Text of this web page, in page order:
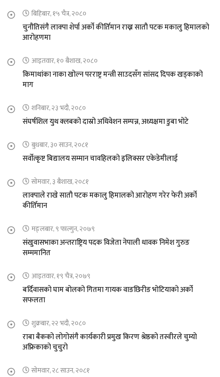
बिहिबार, १५ चैत्र, २०८०
चुनौतिसंगै लाक्पा शेर्पा अर्को कीर्तिमान राख्न सातौ पटक मकालु हिमालको
आरोहणमा
आइतवार, १० बैशाख, २०८०
किमाथांका नाका खोल्न परराष्ट्र मन्त्री साउदसँग सांसद दिपक खड्काको
माग
शनिबार, २३ भदौ, २०८०
संघर्षशिल युथ क्लबको दास्रो अधिवेशन सम्पन्न, अध्यक्षमा डुबा भोटे
बुधबार, ३० साउन, २०८१
सर्वोत्कृष्ट बिद्यालय सम्मान चावहिलको इलिक्सर एकेडेमीलाई
सोमवार, ३ बैशाख, २०८१
लाक्पाले राखे सातौ पटक मकालु हिमालको आरोहण गरेर फेरी अर्को
कीर्तिमान
मङ्लबार, ९ फाल्गुन, २०७९
संखुवासभाका अन्तराष्ट्रिय पदक विजेता नेपाली धावक निमेश गुरुङ
सम्ममानित
आइतवार, १९ चैत्र, २०७९
बर्दिवासको घाम बोलको गितमा गायक वाङछिरीङ भोटियाको अर्को
सफलता
शुक्रबार, २२ भदौ, २०८०
राबा बैकको लोगोसंगै कार्यकारी प्रमुख किरण श्रेष्ठको तस्वीरले चुम्यो
अफ्रिकाको चुचुरो
सोमवार, २८ साउन, २०८१